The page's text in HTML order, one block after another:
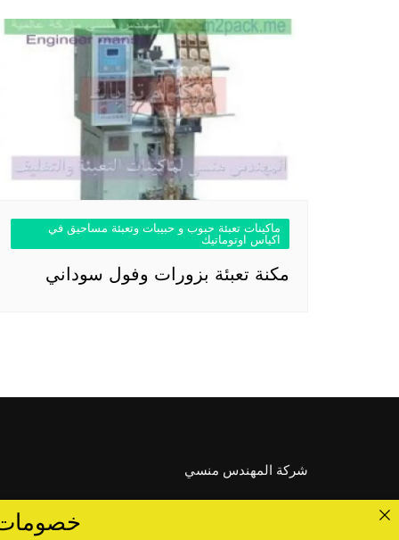
ماكينات تعبئة حبوب و حبيبات وتعبئة مساحيق في
اكياس اوتوماتيك
مكنة تعبئة بزورات وفول سوداني
شركة المهندس منسي
خصومات تصل الى 40 %...